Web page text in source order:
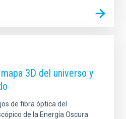
3D del universo y
de fibra óptica del
de la Energía Oscura